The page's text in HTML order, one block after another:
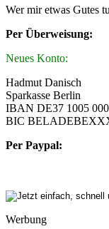
Wer mir etwas Gutes
Per Überweisung:
Neues Konto:
Hadmut Danisch
Sparkasse Berlin
IBAN DE37 1005
BIC
Per Paypal:
Werbung